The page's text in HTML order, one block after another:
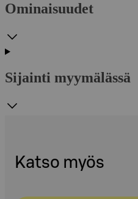
Ominaisuudet
Sijainti myymälässä
Katso myös